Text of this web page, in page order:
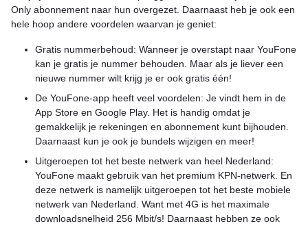
Only abonnement naar hun overgezet. Daarnaast heb je ook een
hele hoop andere voordelen waarvan je geniet:
Gratis nummerbehoud: Wanneer je overstapt naar YouFone
kan je gratis je nummer behouden. Maar als je liever een
nieuwe nummer wilt krijg je er ook gratis één!
De YouFone-app heeft veel voordelen: Je vindt hem in de
App Store en Google Play. Het is handig omdat je
gemakkelijk je rekeningen en abonnement kunt bijhouden.
Daarnaast kun je ook je bundels wijzigen en meer!
Uitgeroepen tot het beste netwerk van heel Nederland:
YouFone maakt gebruik van het premium KPN-netwerk. En
deze netwerk is namelijk uitgeroepen tot het beste mobiele
netwerk van Nederland. Want met 4G is het maximale
downloadsnelheid 256 Mbit/s! Daarnaast hebben ze ook